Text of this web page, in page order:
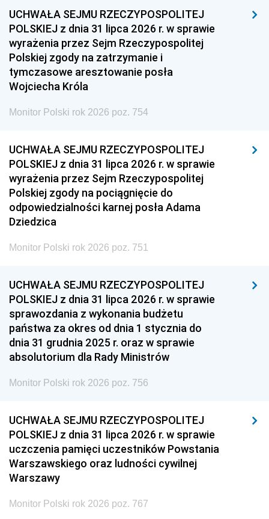
UCHWAŁA SEJMU RZECZYPOSPOLITEJ
POLSKIEJ z dnia 31 lipca 2026 r. w sprawie
wyrażenia przez Sejm Rzeczypospolitej
Polskiej zgody na zatrzymanie i
tymczasowe aresztowanie posła
Wojciecha Króla
Monitor Polski rok 2026 poz. 754
UCHWAŁA SEJMU RZECZYPOSPOLITEJ
POLSKIEJ z dnia 31 lipca 2026 r. w sprawie
wyrażenia przez Sejm Rzeczypospolitej
Polskiej zgody na pociągnięcie do
odpowiedzialności karnej posła Adama
Dziedzica
Monitor Polski rok 2026 poz. 751
UCHWAŁA SEJMU RZECZYPOSPOLITEJ
POLSKIEJ z dnia 31 lipca 2026 r. w sprawie
sprawozdania z wykonania budżetu
państwa za okres od dnia 1 stycznia do
dnia 31 grudnia 2025 r. oraz w sprawie
absolutorium dla Rady Ministrów
Monitor Polski rok 2026 poz. 756
UCHWAŁA SEJMU RZECZYPOSPOLITEJ
POLSKIEJ z dnia 31 lipca 2026 r. w sprawie
uczczenia pamięci uczestników Powstania
Warszawskiego oraz ludności cywilnej
Warszawy
Monitor Polski rok 2026 poz. 767